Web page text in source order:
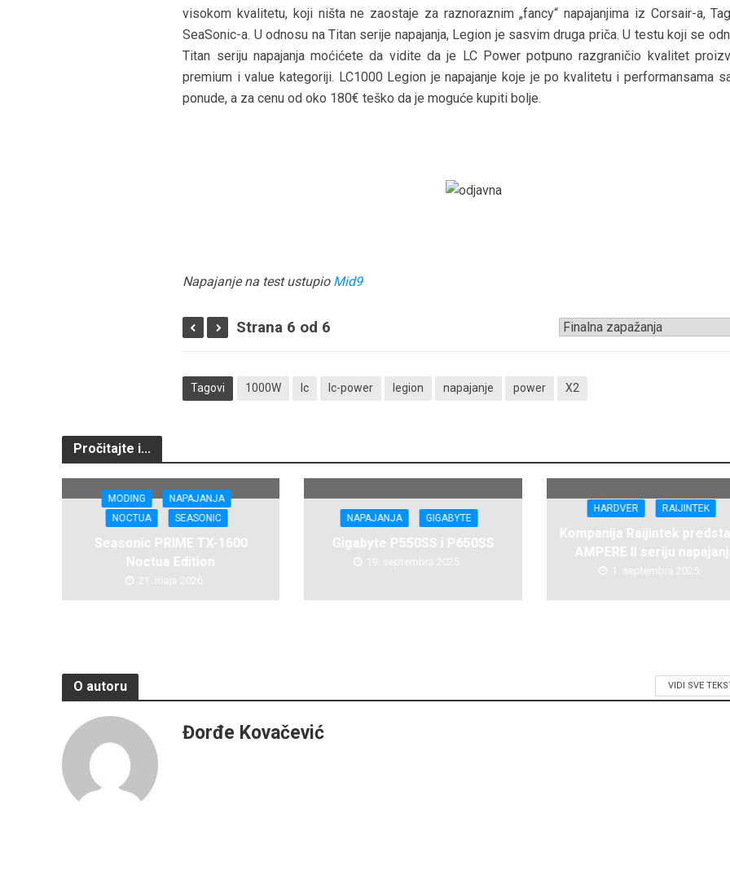
visokom kvalitetu, koji ništa ne zaostaje za raznoraznim „fancy“ napajanjima iz Corsair-a,
SeaSonic-a. U odnosu na Titan serije napajanja, Legion je sasvim druga priča. U testu koji se
Titan seriju napajanja moćićete da vidite da je LC Power potpuno razgraničio kvalitet
premium i value kategoriji. LC1000 Legion je napajanje koje je po kvalitetu i performansama
ponude, a za cenu od oko 180€ teško da je moguće kupiti bolje.
Napajanje na test ustupio Mid9
Strana 6 od 6
Tagovi 1000W lc lc-power legion napajanje power X2
Pročitajte i...
MODING
NAPAJANJA
NOCTUA
SEASONIC
Seasonic PRIME TX-1600
Noctua Edition
21. maja 2026.
NAPAJANJA GIGABYTE
Gigabyte P550SS i P650SS
19. septembra 2025.
HARDVER RAIJINTEK
Kompanija Raijintek
AMPERE II seriju
1. septembra 2025.
O autoru VIDI SVE
Đorđe Kovačević